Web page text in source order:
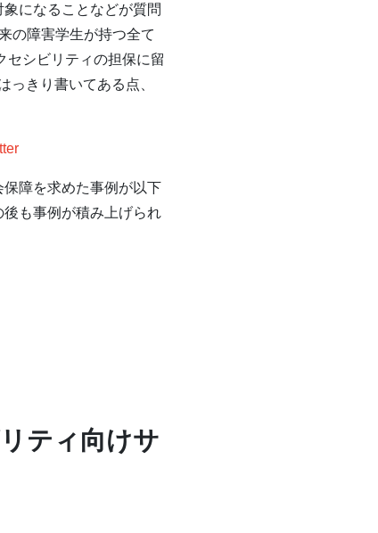
になることなどが質問
の障害学生が持つ全て
セシビリティの担保に留
っきり書いてある点、
障を求めた事例が以下
も事例が積み上げられ
ティ向けサ